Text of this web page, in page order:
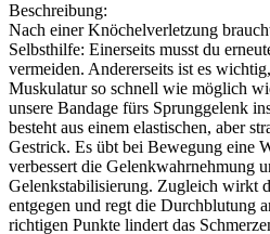
Beschreibung:
Nach einer Knöchelverletzung
Selbsthilfe: Einerseits musst du
vermeiden. Andererseits ist es
Muskulatur so schnell wie möglich
unsere Bandage fürs Sprunggelenk
besteht aus einem elastischen, aber
Gestrick. Es übt bei Bewegung eine
verbessert die Gelenkwahrnehmung
Gelenkstabilisierung. Zugleich wirkt
entgegen und regt die Durchblutung
richtigen Punkte lindert das